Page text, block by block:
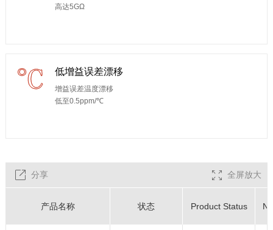
高达5GΩ
低增益误差漂移
增益误差温度漂移
低至0.5ppm/℃
分享 全屏放大
产品名称 状态 Product Status